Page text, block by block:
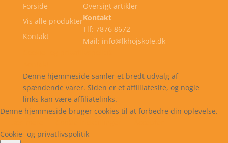
Forside
Vis alle produkter
Kontakt
Oversigt artikler
Kontakt
Tlf: 7876 8672
Mail: info@lkhojskole.dk
Denne hjemmeside samler et bredt udvalg af
spændende varer. Siden er et affiiliatesite, og nogle
links kan være affiliatelinks.
Denne hjemmeside bruger cookies til at forbedre din oplevelse.
Cookie- og privatlivspolitik